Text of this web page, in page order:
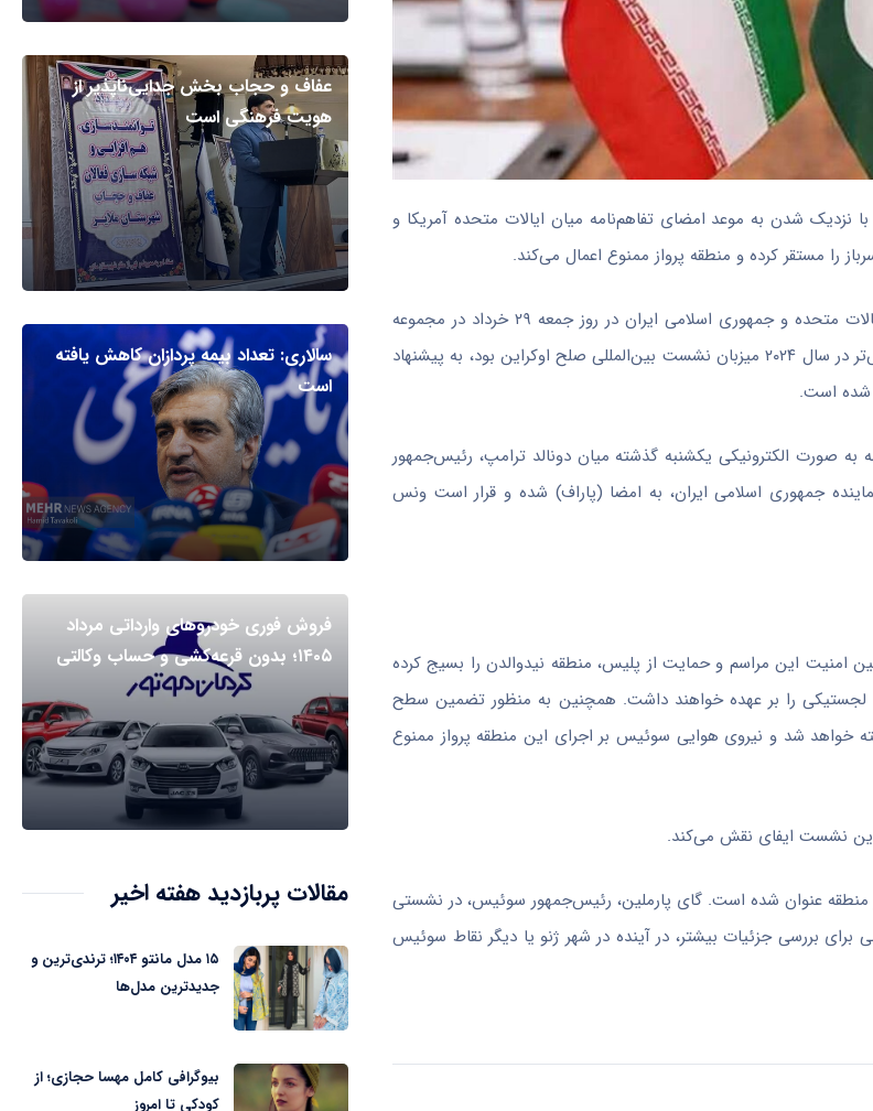
نزدیک شدن به موعد امضای تفاهم‌نامه میان ایالات متحده آمریکا و
بر اساس گزارش وبگاه شبکه «ام‌تی وی» مراسم امضای تفاهم نامه پایان جنگ میان ایالات متحده و جمهوری اسلامی ایران در روز جمعه ۲۹ خرداد در مجموعه
هتلی «بورگن‌اشتوک» در منطقه نیدوالدن این کشور برگزار خواهد شد. این مکان که پیش‌تر در سال ۲۰۲۴ میزبان نشست بین‌المللی صلح اوکراین بود، به پیشنهاد
شده است.
صورت الکترونیکی یکشنبه گذشته میان دونالد ترامپ، رئیس‌جمهور
جمهوری اسلامی ایران، به امضا (پاراف) شده و قرار است ونس
مأموریت پشتیبانی، تا سقف ۲۰۰۰ سرباز را برای تأمین امنیت این مراسم و حمایت از پلیس، منطقه نیدوالدن را بسیج کرده
لجستیکی را بر عهده خواهند داشت. همچنین به منظور تضمین سطح
به شعاع ۴۶ کیلومتری به طور موقت بسته خواهد شد و نیروی هوایی سوئیس بر اجرای این منطقه پرواز ممنوع
این نشست ایفای نقش می‌کند.
منطقه عنوان شده است. گای پارملین، رئیس‌جمهور سوئیس، در نشستی
بررسی جزئیات بیشتر، در آینده در شهر ژنو یا دیگر نقاط سوئیس
عفاف و حجاب بخش جدایی‌ناپذیر از
هویت فرهنگی است
سالاری: تعداد بیمه پردازان کاهش یافته
است
فروش فوری خودروهای وارداتی مرداد
۱۴۰۵؛ بدون قرعه‌کشی و حساب وکالتی
مقالات پربازدید هفته اخیر
۱۵ مدل مانتو ۱۴۰۴؛ ترندی‌ترین و
جدیدترین مدل‌ها
بیوگرافی کامل مهسا حجازی؛ از
کودکی تا امروز